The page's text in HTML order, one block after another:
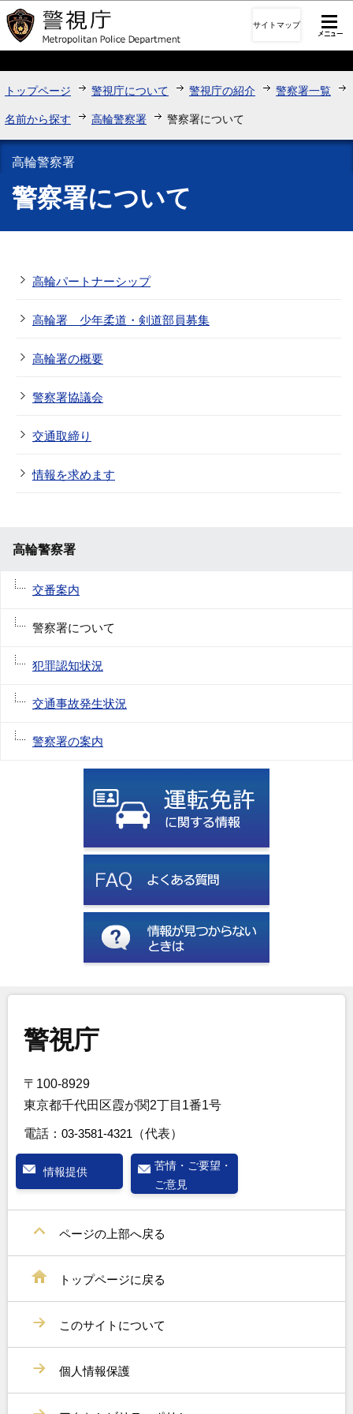
このページの本文へ移動
サイトマップ
トップページ 警視庁について 警視庁の紹介 警察署一覧
名前から探す 高輪警察署 警察署について
高輪警察署
警察署について
高輪パートナーシップ
高輪署 少年柔道・剣道部員募集
高輪署の概要
警察署協議会
交通取締り
情報を求めます
高輪警察署
交番案内
警察署について
犯罪認知状況
交通事故発生状況
警察署の案内
警視庁
〒100-8929
東京都千代田区霞が関2丁目1番1号
電話： 03-3581-4321 （代表）
情報提供
苦情・ご要望・
ご意見
ページの上部へ戻る
トップページに戻る
このサイトについて
個人情報保護